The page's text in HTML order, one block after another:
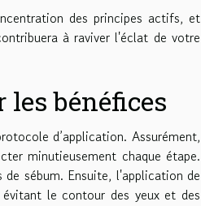
des principes actifs, et
à raviver l'éclat de votre
bénéfices
d’application. Assurément,
minutieusement chaque étape.
sébum. Ensuite, l'application de
le contour des yeux et des